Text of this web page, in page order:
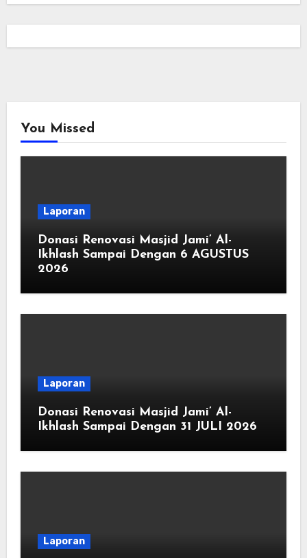
You Missed
Laporan
Donasi Renovasi Masjid Jami’ Al-
Ikhlash Sampai Dengan 6 AGUSTUS
2026
Laporan
Donasi Renovasi Masjid Jami’ Al-
Ikhlash Sampai Dengan 31 JULI 2026
Laporan